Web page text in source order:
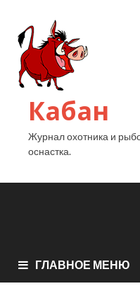
Кабан
Журнал охотника и
оснастка.
ГЛАВНОЕ МЕНЮ